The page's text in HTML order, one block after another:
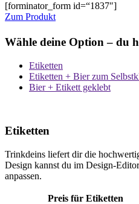
[forminator_form id=“1837″]
Zum Produkt
Wähle deine Option – du
Etiketten
Etiketten + Bier zum
Bier + Etikett geklebt
Etiketten
Trinkdeins liefert dir die
Design kannst du im Design-
anpassen.
Preis für Etiketten